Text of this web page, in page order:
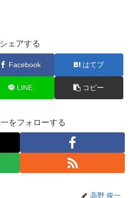
シェアする
Facebook はてブ
LINE コピー
をフォローする
高野 俊一